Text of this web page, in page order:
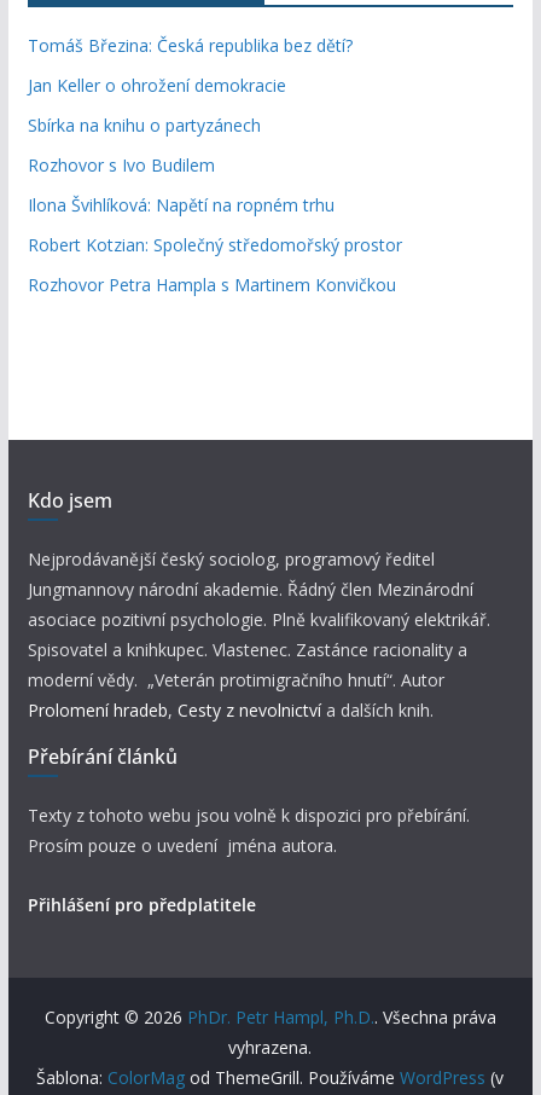
Tomáš Březina: Česká republika bez dětí?
Jan Keller o ohrožení demokracie
Sbírka na knihu o partyzánech
Rozhovor s Ivo Budilem
Ilona Švihlíková: Napětí na ropném trhu
Robert Kotzian: Společný středomořský prostor
Rozhovor Petra Hampla s Martinem Konvičkou
Kdo jsem
Nejprodávanější český sociolog, programový ředitel
Jungmannovy národní akademie. Řádný člen Mezinárodní
asociace pozitivní psychologie. Plně kvalifikovaný elektrikář.
Spisovatel a knihkupec. Vlastenec. Zastánce racionality a
moderní vědy. „Veterán protimigračního hnutí“. Autor
Prolomení hradeb, Cesty z nevolnictví a dalších knih.
Přebírání článků
Texty z tohoto webu jsou volně k dispozici pro přebírání.
Prosím pouze o uvedení jména autora.
Přihlášení pro předplatitele
Copyright © 2026 PhDr. Petr Hampl, Ph.D.. Všechna práva
vyhrazena.
Šablona: ColorMag od ThemeGrill. PoužívámeWordPress (v